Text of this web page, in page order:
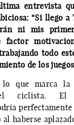
entrevista
“Si llego
ni mis
factor
todo
de los
que marca la
ciclista. El
perfectamente
haberse